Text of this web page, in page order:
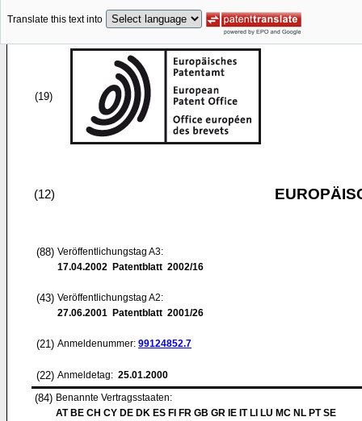
Translate this text into
(19)
(12)
(88) Veröffentlichungstag A3:
17.04.2002 Patentblatt 2002/16
(43) Veröffentlichungstag A2:
27.06.2001 Patentblatt 2001/26
(21) Anmeldenummer: 99124852.7
(22) Anmeldetag: 25.01.2000
(84) Benannte Vertragsstaaten:
AT BE CH CY DE DK ES FI FR GB GR IE IT LI LU MC NL PT SE